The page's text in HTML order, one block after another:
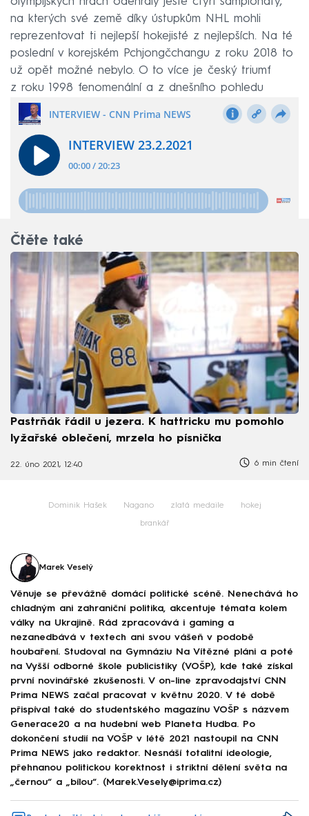
na kterých své země díky ústupkům NHL mohli
reprezentovat ti nejlepší hokejisté z nejlepších. Na té
poslední v korejském Pchjongčchangu z roku 2018 to
už opět možné nebylo. O to více je český triumf
z roku 1998 fenomenální a z dnešního pohledu
nezopakovatelný.
Čtěte také
Pastrňák řádil u jezera. K hattricku mu pomohlo
lyžařské oblečení, mrzela ho písnička
22. úno 2021, 12:40 6 min čtení
Dominik Hašek Nagano zlatá medaile hokej
brankář
Marek Veselý
Věnuje se převážně domácí politické scéně. Nenechává ho
chladným ani zahraniční politika, akcentuje témata kolem
války na Ukrajině. Rád zpracovává i gaming a
nezanedbává v textech ani svou vášeň v podobě
houbaření. Studoval na Gymnáziu Na Vítězné pláni a poté
na Vyšší odborné škole publicistiky (VOŠP), kde také získal
první novinářské zkušenosti. V on-line zpravodajství CNN
Prima NEWS začal pracovat v květnu 2020. V té době
přispíval také do studentského magazínu VOŠP s názvem
Generace20 a na hudební web Planeta Hudba. Po
dokončení studií na VOŠP v létě 2021 nastoupil na CNN
Prima NEWS jako redaktor. Nesnáší totalitní ideologie,
přehnanou politickou korektnost i striktní dělení světa na
„černou“ a „bílou“. (Marek.Vesely@iprima.cz)